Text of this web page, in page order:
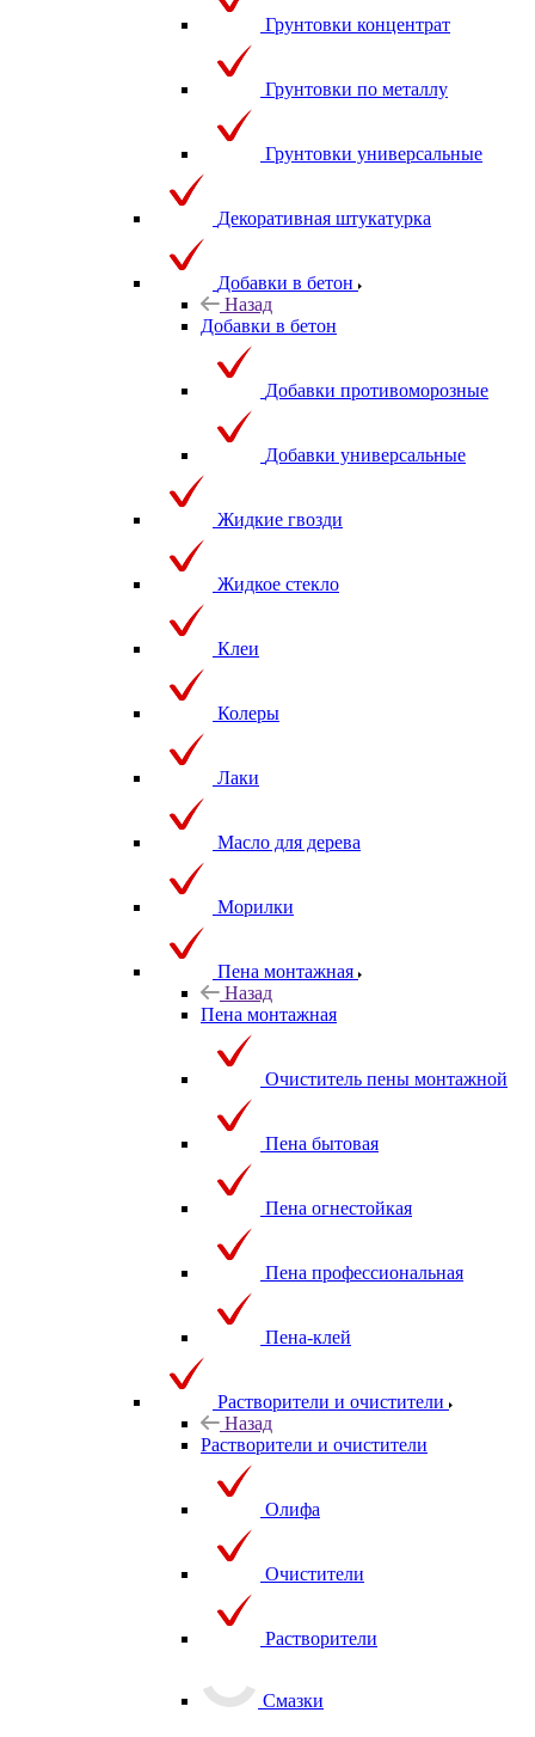
Грунтовки концентрат
Грунтовки по металлу
Грунтовки универсальные
Декоративная штукатурка
Добавки в бетон
Назад
Добавки в бетон
Добавки противоморозные
Добавки универсальные
Жидкие гвозди
Жидкое стекло
Клеи
Колеры
Лаки
Масло для дерева
Морилки
Пена монтажная
Назад
Пена монтажная
Очиститель пены монтажной
Пена бытовая
Пена огнестойкая
Пена профессиональная
Пена-клей
Растворители и очистители
Назад
Растворители и очистители
Олифа
Очистители
Растворители
Смазки